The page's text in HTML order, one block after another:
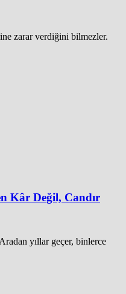
zarar verdiğini bilmezler.
Kâr Değil, Candır
yıllar geçer, binlerce